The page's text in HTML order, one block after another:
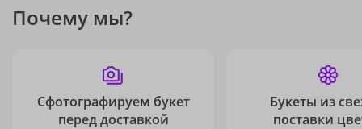
Почему мы?
Сфотографируем букет
перед доставкой
Букеты из
поставки